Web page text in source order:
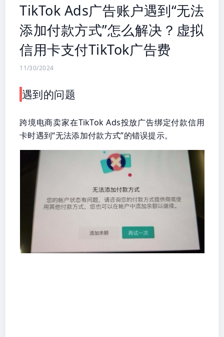
TikTok Ads广告账户遇到“无法
添加付款方式”怎么解决？虚拟
信用卡支付TikTok广告费
11/30/2024
遇到的问题
跨境电商卖家在TikTok Ads投放广告绑定付款信用
卡时遇到“无法添加付款方式”的错误提示。